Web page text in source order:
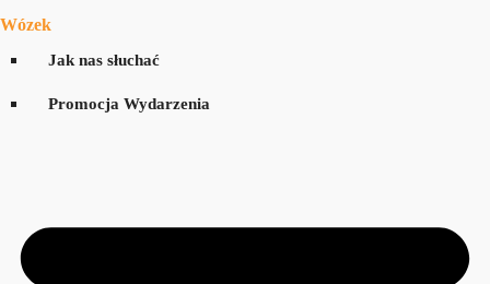
Wózek
Jak nas słuchać
Promocja Wydarzenia